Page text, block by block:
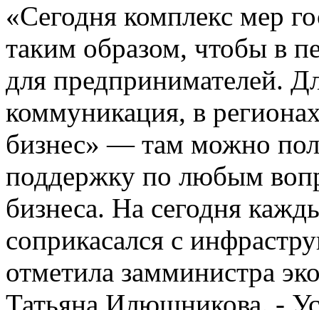
«Сегодня комплекс мер
таким образом, чтобы в
для предпринимателей.
коммуникация, в
бизнес» — там можно
поддержку по любым
бизнеса. На сегодня
соприкасался с
отметила замминистра